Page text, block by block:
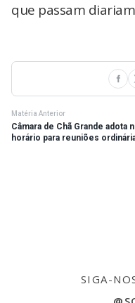
que passam
Matéria Anterior
Câmara de Chã Grande adota
horário para reuniões
SIGA-